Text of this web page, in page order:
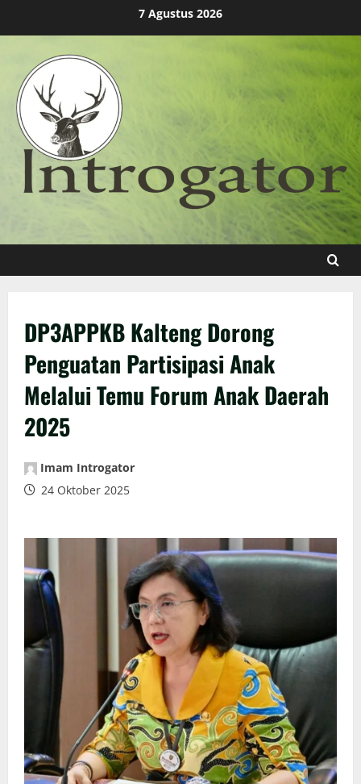
7 Agustus 2026
DP3APPKB Kalteng Dorong
Penguatan Partisipasi Anak
Melalui Temu Forum Anak Daerah
2025
Imam Introgator
24 Oktober 2025